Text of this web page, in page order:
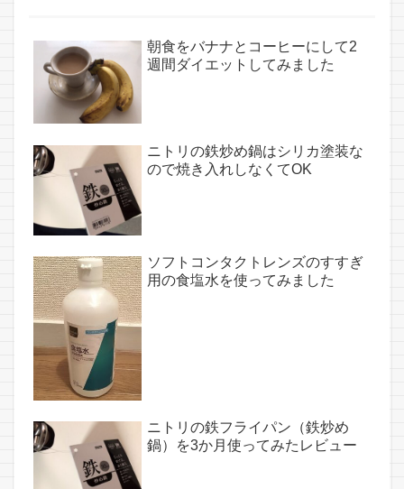
朝食をバナナとコーヒーにして2
週間ダイエットしてみました
ニトリの鉄炒め鍋はシリカ塗装な
ので焼き入れしなくてOK
ソフトコンタクトレンズのすすぎ
用の食塩水を使ってみました
ニトリの鉄フライパン（鉄炒め
鍋）を3か月使ってみたレビュー